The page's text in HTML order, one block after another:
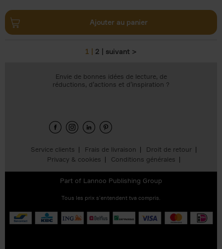
Ajouter au panier
1 2 suivant >
Service clients Frais de livraison
Droit de retour
Privacy & cookies
Conditions générales
Envie de bonnes idées de lecture, de
réductions, d’actions et d’inspiration ?
Part of Lannoo Publishing Group
Tous les prix s’entendent tva compris.